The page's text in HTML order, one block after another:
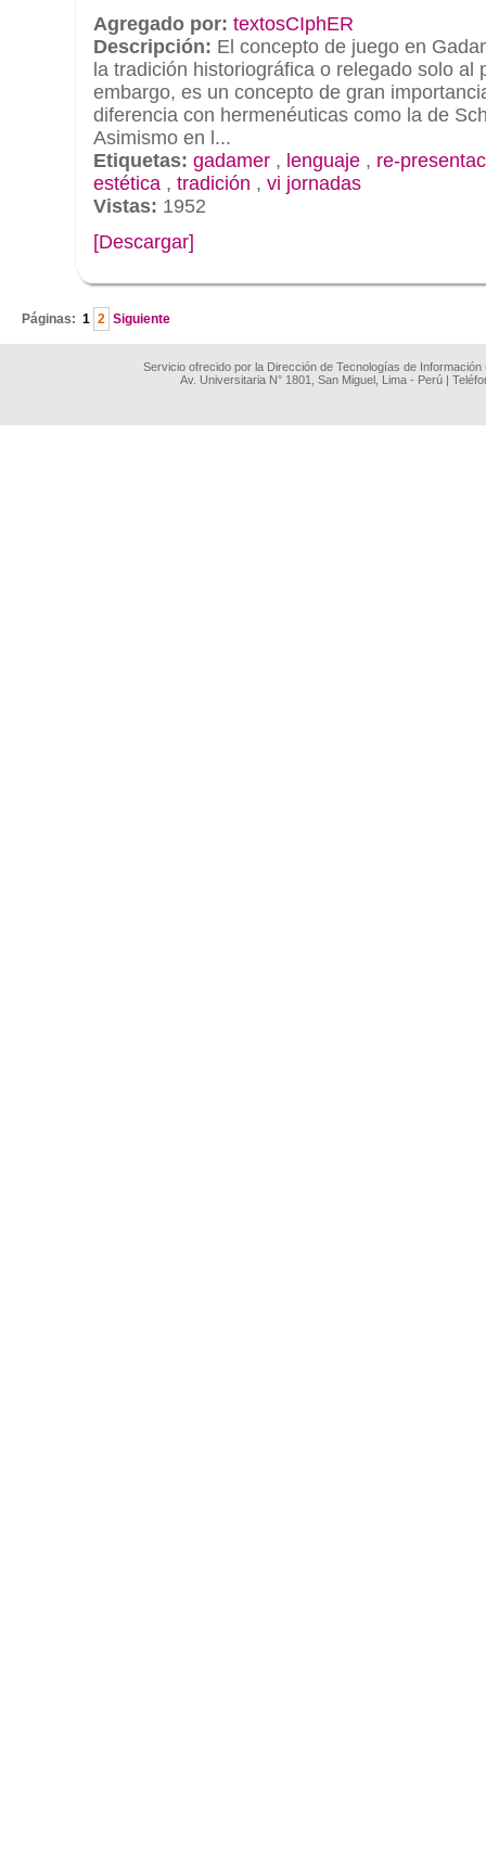
Agregado por: textosCIphER
Descripción: El concepto de juego en
la tradición historiográfica o relegado solo al
embargo, es un concepto de gran
diferencia con hermenéuticas como la de
Asimismo en l...
Etiquetas: gadamer , lenguaje , re-
estética , tradición , vi jornadas
Vistas: 1952
[Descargar]
Páginas: 1 2 Siguiente
Servicio ofrecido por la Dirección de Tecnologías de
Av. Universitaria N° 1801, San Miguel, Lima - Perú |